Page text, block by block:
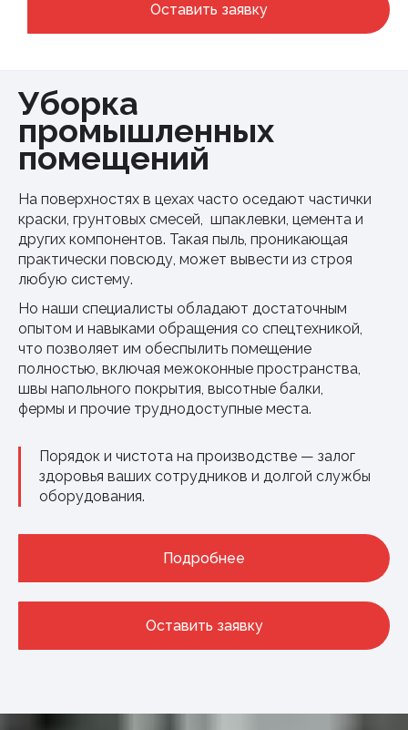
Оставить заявку
Уборка
промышленных
помещений
На поверхностях в цехах часто оседают частички
краски, грунтовых смесей, шпаклевки, цемента и
других компонентов. Такая пыль, проникающая
практически повсюду, может вывести из строя
любую систему.
Но наши специалисты обладают достаточным
опытом и навыками обращения со спецтехникой,
что позволяет им обеспылить помещение
полностью, включая межоконные пространства,
швы напольного покрытия, высотные балки,
фермы и прочие труднодоступные места.
Порядок и чистота на производстве — залог
здоровья ваших сотрудников и долгой службы
оборудования.
Подробнее
Оставить заявку